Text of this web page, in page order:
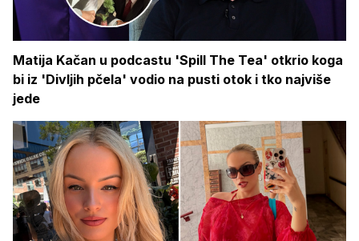
Matija Kačan u podcastu 'Spill The Tea' otkrio koga
bi iz 'Divljih pčela' vodio na pusti otok i tko najviše
jede